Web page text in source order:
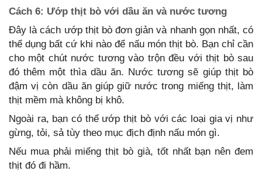
Cách 6: Ướp thịt bò với dầu ăn và nước tương
Đây là cách ướp thịt bò đơn giản và nhanh gọn nhất, có
thể dụng bất cứ khi nào để nấu món thịt bò. Bạn chỉ cần
cho một chút nước tương vào trộn đều với thịt bò sau
đó thêm một thìa dầu ăn. Nước tương sẽ giúp thịt bò
đậm vị còn dầu ăn giúp giữ nước trong miếng thịt, làm
thịt mềm mà không bị khô.
Ngoài ra, bạn có thể ướp thịt bò với các loại gia vị như
gừng, tỏi, sả tùy theo mục địch định nấu món gì.
Nếu mua phải miếng thịt bò già, tốt nhất bạn nên đem
thịt đó đi hầm.